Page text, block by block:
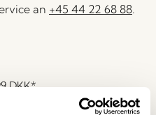
an +45 44 22 68 88.
DKK*